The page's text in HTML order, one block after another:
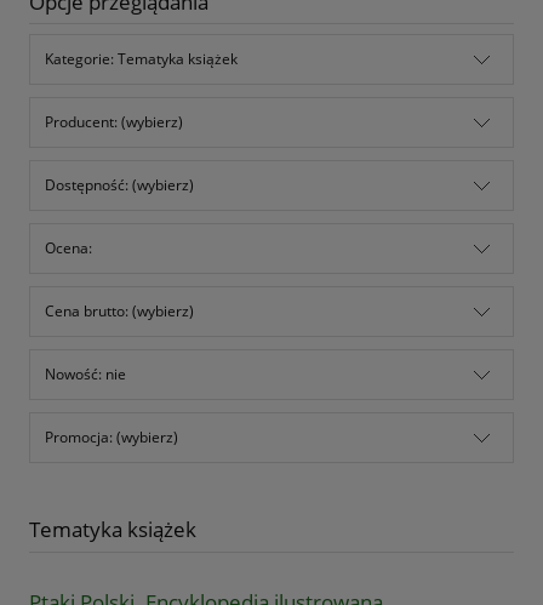
Kategorie: Tematyka książek
Producent: (wybierz)
Dostępność: (wybierz)
Ocena:
Cena brutto: (wybierz)
Nowość: nie
Promocja: (wybierz)
Tematyka książek